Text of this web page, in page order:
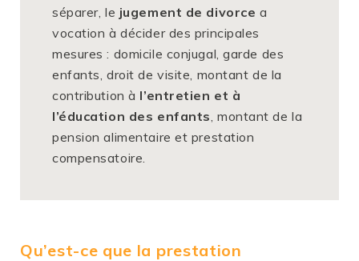
séparer, le jugement de divorce a
vocation à décider des principales
mesures : domicile conjugal, garde des
enfants, droit de visite, montant de la
contribution à l’entretien et à
l’éducation des enfants, montant de la
pension alimentaire et prestation
compensatoire.
Qu’est-ce que la prestation